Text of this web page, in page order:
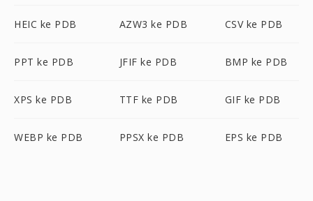
HEIC ke PDB AZW3 ke PDB CSV ke PDB
PPT ke PDB JFIF ke PDB BMP ke PDB
XPS ke PDB TTF ke PDB GIF ke PDB
WEBP ke PDB PPSX ke PDB EPS ke PDB